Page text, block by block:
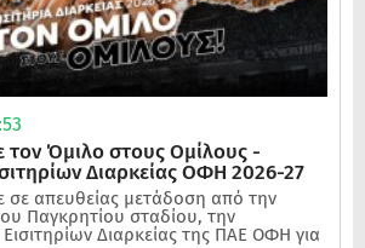
τον Όμιλο στους Ομίλους -
Διαρκείας ΟΦΗ 2026-27
απευθείας μετάδοση από την
Παγκρητίου σταδίου, την
Διαρκείας της ΠΑΕ ΟΦΗ για